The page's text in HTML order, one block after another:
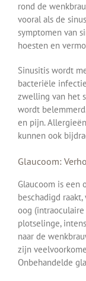
rond de
vooral als de
symptomen van
hoesten en
Sinusitis wordt
bacteriële
zwelling van het
wordt
en pijn.
kunnen ook
Glaucoom:
Glaucoom is een
beschadigd
oog
plotselinge,
naar de
zijn
Onbehandelde